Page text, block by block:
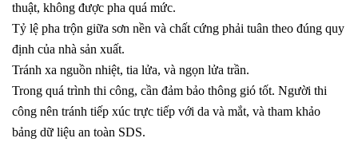
thuật, không được pha quá mức.
Tỷ lệ pha trộn giữa sơn nền và chất cứng phải tuân theo đúng quy
định của nhà sản xuất.
Tránh xa nguồn nhiệt, tia lửa, và ngọn lửa trần.
Trong quá trình thi công, cần đảm bảo thông gió tốt. Người thi
công nên tránh tiếp xúc trực tiếp với da và mắt, và tham khảo
bảng dữ liệu an toàn SDS.